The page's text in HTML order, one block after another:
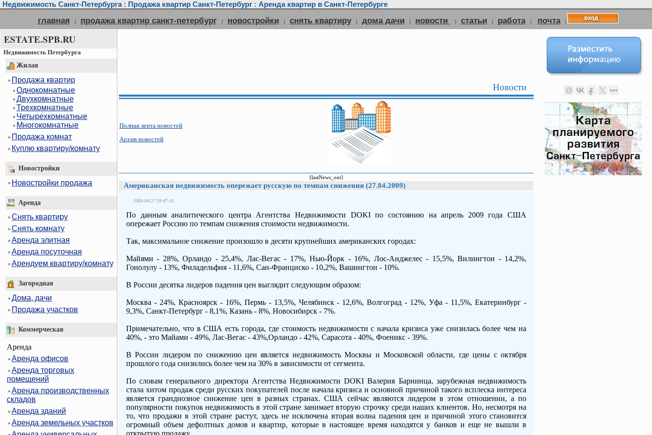
Недвижимость Санкт-Петербурга : Продажа квартир Санкт-Петербург : Аренда квартир в Санкт-Петербурге
главная | продажа квартир санкт-петербург | новостройки | снять квартиру | дома дачи | новости | статьи | работа | почта |
ESTATE.SPB.RU
Недвижимость Петербурга
Жилая
Продажа квартир
Однокомнатные
Двухкомнатные
Трехкомнатные
Четырехкомнатные
Многокомнатные
Продажа комнат
Куплю квартиру/комнату
Новостройки
Новостройки продажа
Аренда
Снять квартиру
Снять комнату
Аренда элитная
Аренда посуточная
Арендуем квартиру/комнату
Загородная
Дома, дачи
Продажа участков
Коммерческая
Аренда
Аренда офисов
Аренда торговых
помещений
Аренда производственных
складов
Аренда зданий
Аренда земельных участков
Новости
Полная лента новостей
Архив новостей
{lastNews_out}
Американская недвижимость опережает русскую по темпам снижения (27.04.2009)
2009-04-27 19:47:41
По данным аналитического центра Агентства Недвижимости DOKI по состоянию на апрель 2009 года США
опережает Россию по темпам снижения стоимости недвижимости.
Так, максимальное снижение произошло в десяти крупнейших американских городах:
Майями - 28%, Орландо - 25,4%, Лас-Вегас - 17%, Нью-Йорк - 16%, Лос-Анджелес - 15,5%, Вилингтон - 14,2%,
Гонолулу - 13%, Филадельфия - 11,6%, Сан-Франциско - 10,2%, Вашингтон - 10%.
В России десятка лидеров падения цен выглядит следующим образом:
Москва - 24%, Красноярск - 16%, Пермь - 13,5%, Челябинск - 12,6%, Волгоград - 12%, Уфа - 11,5%, Екатеринбург -
9,3%, Санкт-Петербург - 8,1%, Казань - 8%, Новосибирск - 7%.
Примечательно, что в США есть города, где стоимость недвижимости с начала кризиса уже снизилась более чем на
40%, - это Майами - 49%, Лас-Вегас - 43%,Орландо - 42%, Сарасота - 40%, Фоеникс - 39%.
В России лидером по снижению цен является недвижимость Москвы и Московской области, где цены с октября
прошлого года снизились более чем на 30% в зависимости от сегмента.
По словам генерального директора Агентства Недвижимости DOKI Валерия Барнинца, зарубежная недвижимость
стала хитом продаж среди русских покупателей после начала кризиса и основной причиной такого всплеска интереса
является грандиозное снижение цен в разных странах. США сейчас являются лидером в этом отношении, а по
популярности покупок недвижимость в этой стране занимает вторую строчку среди наших клиентов. Но, несмотря на
то, что продажи в этой стране растут, здесь не исключена вторая волна падения цен и причиной этого становится
огромный объем дефолтных домов и квартир, которые в настоящее время находятся у банков и еще не вышли в
открытую продажу.